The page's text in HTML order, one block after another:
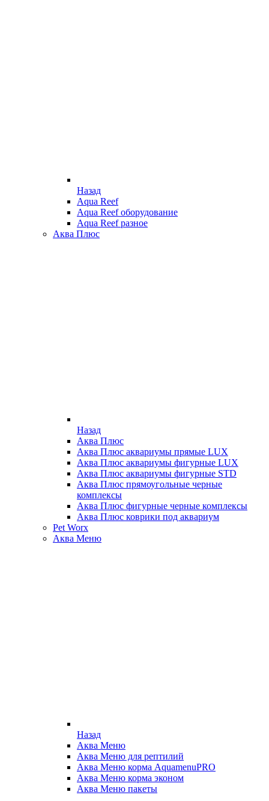
Назад
Aqua Reef
Aqua Reef оборудование
Aqua Reef разное
Аква Плюс
Назад
Аква Плюс
Аква Плюс аквариумы прямые LUX
Аква Плюс аквариумы фигурные LUX
Аква Плюс аквариумы фигурные STD
Аква Плюс прямоугольные черные
комплексы
Аква Плюс фигурные черные комплексы
Аква Плюс коврики под аквариум
Pet Worx
Аква Меню
Назад
Аква Меню
Аква Меню для рептилий
Аква Меню корма AquamenuPRO
Аква Меню корма эконом
Аква Меню пакеты